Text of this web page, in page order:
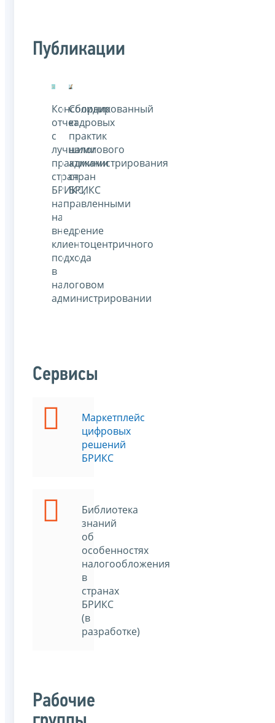
Публикации
Консолидированный
отчет
с
лучшими
практиками
стран
БРИКС,
направленными
на
внедрение
клиентоцентричного
подхода
в
налоговом
администрировании
Сборник
кадровых
практик
налогового
администрирования
стран
БРИКС
Сервисы
Маркетплейс
цифровых
решений
БРИКС
Библиотека
знаний
об
особенностях
налогообложения
в
странах
БРИКС
(в
разработке)
Рабочие